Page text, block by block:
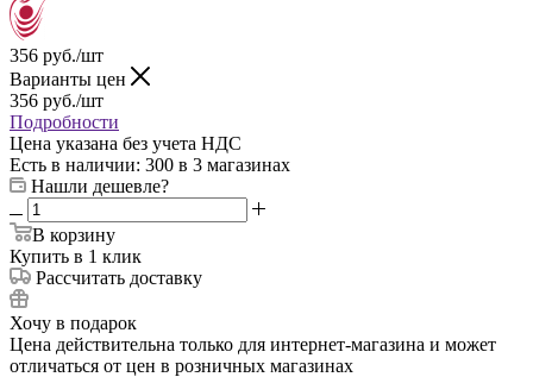
356 руб./шт
Варианты цен
356 руб./шт
Подробности
Цена указана без учета НДС
Есть в наличии: 300 в 3 магазинах
Нашли дешевле?
В корзину
Купить в 1 клик
Рассчитать доставку
Хочу в подарок
Цена действительна только для интернет-магазина и может
отличаться от цен в розничных магазинах